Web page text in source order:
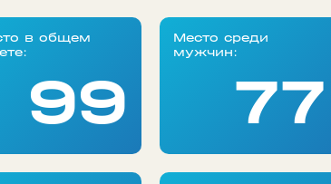
в общем
99
Место среди
мужчин:
77